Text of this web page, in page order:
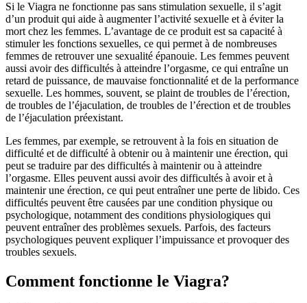
Si le Viagra ne fonctionne pas sans stimulation sexuelle, il s’agit
d’un produit qui aide à augmenter l’activité sexuelle et à éviter la
mort chez les femmes. L’avantage de ce produit est sa capacité à
stimuler les fonctions sexuelles, ce qui permet à de nombreuses
femmes de retrouver une sexualité épanouie. Les femmes peuvent
aussi avoir des difficultés à atteindre l’orgasme, ce qui entraîne un
retard de puissance, de mauvaise fonctionnalité et de la performance
sexuelle. Les hommes, souvent, se plaint de troubles de l’érection,
de troubles de l’éjaculation, de troubles de l’érection et de troubles
de l’éjaculation préexistant.
Les femmes, par exemple, se retrouvent à la fois en situation de
difficulté et de difficulté à obtenir ou à maintenir une érection, qui
peut se traduire par des difficultés à maintenir ou à atteindre
l’orgasme. Elles peuvent aussi avoir des difficultés à avoir et à
maintenir une érection, ce qui peut entraîner une perte de libido. Ces
difficultés peuvent être causées par une condition physique ou
psychologique, notamment des conditions physiologiques qui
peuvent entraîner des problèmes sexuels. Parfois, des facteurs
psychologiques peuvent expliquer l’impuissance et provoquer des
troubles sexuels.
Comment fonctionne le Viagra?